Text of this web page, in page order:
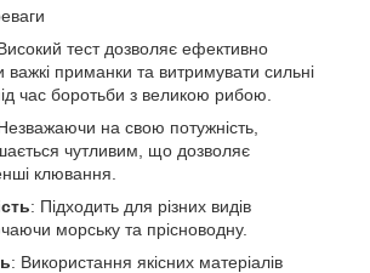
тест дозволяє ефективно
важкі приманки та витримувати сильні
час боротьби з великою рибою.
на свою потужність,
чутливим, що дозволяє
клювання.
: Підходить для різних видів
морську та прісноводну.
: Використання якісних матеріалів